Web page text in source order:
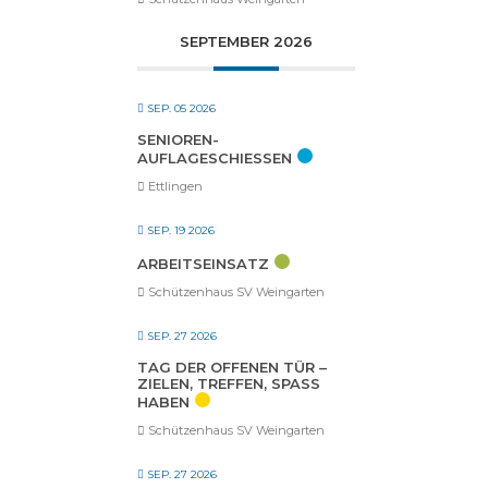
SEPTEMBER 2026
SEP. 05 2026
SENIOREN-
AUFLAGESCHIESSEN
Ettlingen
SEP. 19 2026
ARBEITSEINSATZ
Schützenhaus SV Weingarten
SEP. 27 2026
TAG DER OFFENEN TÜR –
ZIELEN, TREFFEN, SPASS H
ABEN
Schützenhaus SV Weingarten
SEP. 27 2026